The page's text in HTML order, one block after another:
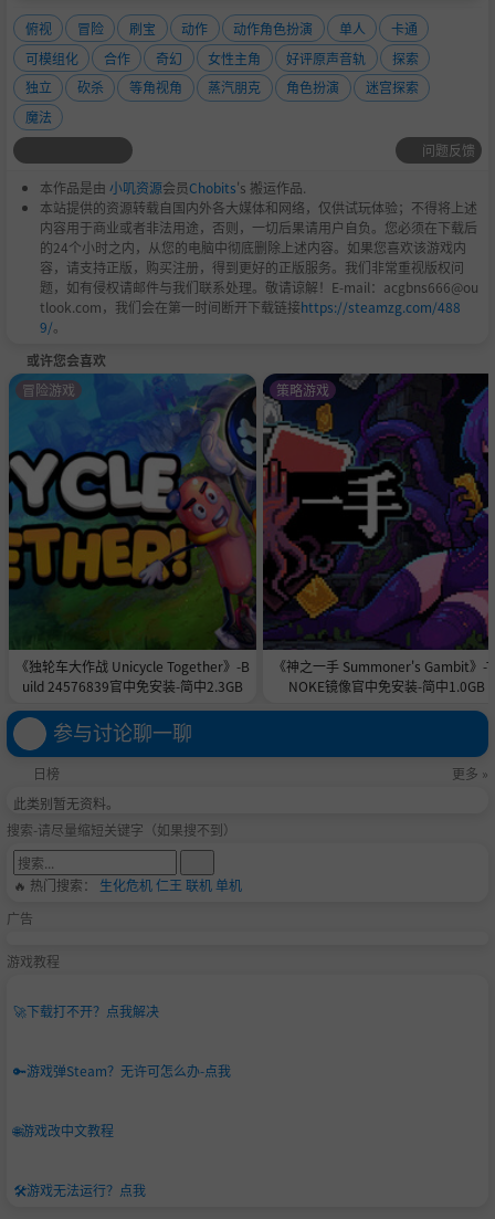
俯视 冒险 刷宝 动作 动作角色扮演 单人
卡通
可模组化
合作 奇幻 女性主角 好评原声音轨
探索
独立
砍杀 等角视角 蒸汽朋克 角色扮演
迷宫探索
魔法
问题反馈
本作品是由 小叽资源会员Chobits's 搬运作品.
本站提供的资源转载自国内外各大媒体和网络，仅供试玩体验；不得将上述
内容用于商业或者非法用途，否则，一切后果请用户自负。您必须在下载后
的24个小时之内，从您的电脑中彻底删除上述内容。如果您喜欢该游戏内
容，请支持正版，购买注册，得到更好的正版服务。我们非常重视版权问
题，如有侵权请邮件与我们联系处理。敬请谅解！E-mail：acgbns666@ou
tlook.com，我们会在第一时间断开下载链接https://steamzg.com/488
9/。
或许您会喜欢
《独轮车大作战 Unicycle Together》-B
uild 24576839官中免安装-简中2.3GB
冒险游戏
《神之一手 Summoner's Gambit》-
NOKE镜像官中免安装-简中1.0GB
策略游戏
参与讨论聊一聊
日榜
更多 »
此类别暂无资料。
搜索-请尽量缩短关键字（如果搜不到）
🔥 热门搜索： 生化危机仁王联机单机
广告
游戏教程
🚀下载打不开？点我解决
🔑游戏弹Steam？无许可怎么办-点我
🌐游戏改中文教程
🛠️游戏无法运行？点我